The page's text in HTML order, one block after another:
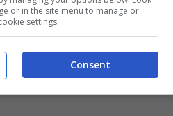
or in the site menu to manage or
settings.
Consent